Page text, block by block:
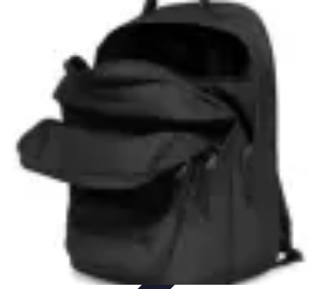
OrganisationFournitures
ÉducationBureau
Top Fournitures